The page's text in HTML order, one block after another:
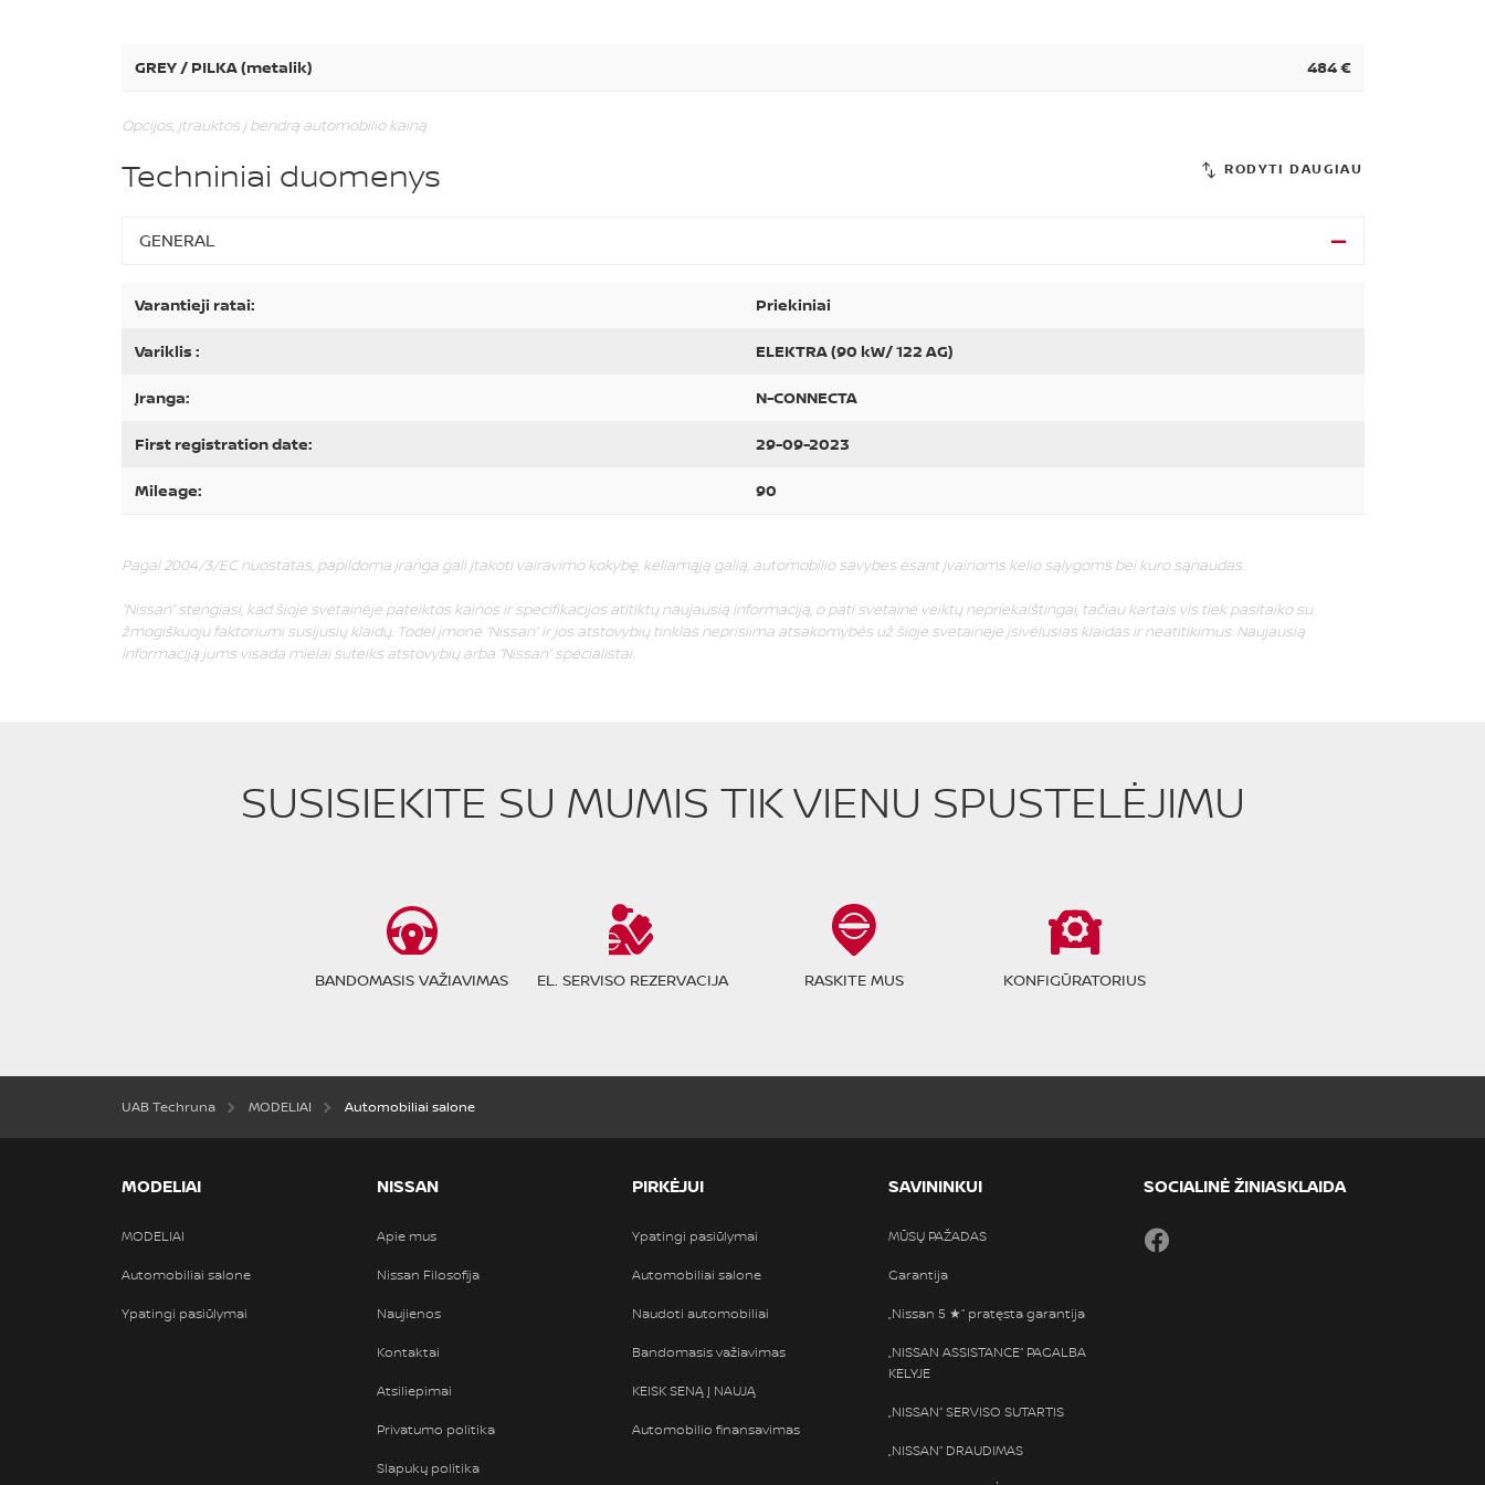
GREY / PILKA (metalik) 484 €
Opcijos, įtrauktos į bendrą automobilio kainą
Techniniai duomenys
GENERAL
Varantieji ratai: Priekiniai
Variklis : ELEKTRA (90 kW/ 122 AG)
Įranga: N-CONNECTA
First registration date: 29-09-2023
Mileage: 90
Pagal 2004/3/EC nuostatas, papildoma įranga gali įtakoti vairavimo kokybę, keliamąją galią, automobilio savybes esant įvairioms kelio sąlygoms bei kuro sąnaudas.
“Nissan” stengiasi, kad šioje svetainėje pateiktos kainos ir specifikacijos atitiktų naujausią informaciją, o pati svetainė veiktų nepriekaištingai, tačiau kartais vis tiek pasitaiko su
žmogiškuoju faktoriumi susijusių klaidų. Todėl įmonė “Nissan” ir jos atstovybių tinklas neprisiima atsakomybės už šioje svetainėje įsivėlusias klaidas ir neatitikimus. Naujausią
informaciją jums visada mielai suteiks atstovybių arba “Nissan” specialistai.
SUSISIEKITE SU MUMIS TIK VIENU SPUSTELĖJIMU
BANDOMASIS VAŽIAVIMAS EL. SERVISO REZERVACIJA RASKITE MUS KONFIGŪRATORIUS
UAB Techruna MODELIAI Automobiliai salone
MODELIAI
MODELIAI
Automobiliai salone
Ypatingi pasiūlymai
NISSAN
Apie mus
Nissan Filosofija
Naujienos
Kontaktai
Atsiliepimai
Privatumo politika
Slapukų politika
PIRKĖJUI
Ypatingi pasiūlymai
Automobiliai salone
Naudoti automobiliai
Bandomasis važiavimas
KEISK SENĄ Į NAUJĄ
Automobilio finansavimas
SAVININKUI
MŪSŲ PAŽADAS
Garantija
„Nissan 5 ★“ pratęsta garantija
„NISSAN ASSISTANCE“ PAGALBA
KELYJE
„NISSAN“ SERVISO SUTARTIS
„NISSAN“ DRAUDIMAS
SOCIALINĖ ŽINIASKLAIDA